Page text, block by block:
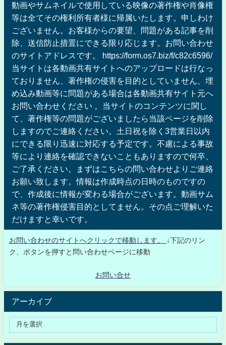
動画やサムネイルで使用している映像の著作権や肖像権
等は全てその権利所有者様に帰属いたします。申しわけ
ございません。お客様からの要望、問題がある記事を削
除、送信防止措置にできる限り応じます。お問い合わせ
のサイトアドレスです。 https://form.os7.biz/f/c82c6596/
当サイトは各動画共有サイトへのアップロードは行なっ
ておりません、著作権の侵害を目的としていません、埋
め込み動画等に問題がある場合は各動画共有サイト元へ
お問い合わせください 。当サイトのコンテンツに関し
て、著作権等の問題がございましたら当該ページを削除
しますのでご連絡ください。土日祝を除く3営業日以内
にできる限り迅速に対応する予定です。不慮による事故
等により連絡を確認できないこともありますので何卒、
ご了承ください。まずはこちらの問い合わせよりご連絡
お願い致します。情報は作成時点の日時のものですの
で、作成後に情報が変わる場合がございます。動画サム
ネ等の著作権侵害目的としてません。その点ご理解いた
だけますと幸いです。
お問い合わせのサイトへクリックで移動します。
↓下記のリン
ク、ボタンを押すと問い合わせページに移動
お問い合せ
アーカイブ